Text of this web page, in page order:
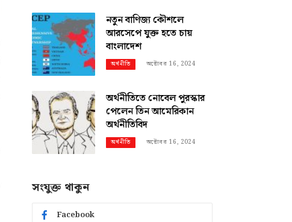
নতুন বাণিজ্য কৌশলে
আরসেপে যুক্ত হতে চায়
বাংলাদেশ
অর্থনীতি অক্টোবর 16, 2024
অর্থনীতিতে নোবেল পুরস্কার
পেলেন তিন আমেরিকান
অর্থনীতিবিদ
অর্থনীতি অক্টোবর 16, 2024
সংযুক্ত থাকুন
Facebook